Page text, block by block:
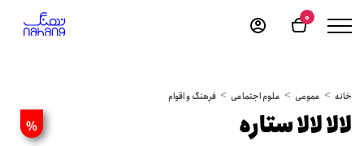
0
خانه عمومی علوم اجتماعی فرهنگ و اقوام
% لالا لالا ستاره